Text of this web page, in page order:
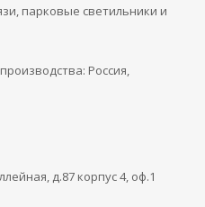
парковые светильники и
Россия,
д.87 корпус 4, оф.1